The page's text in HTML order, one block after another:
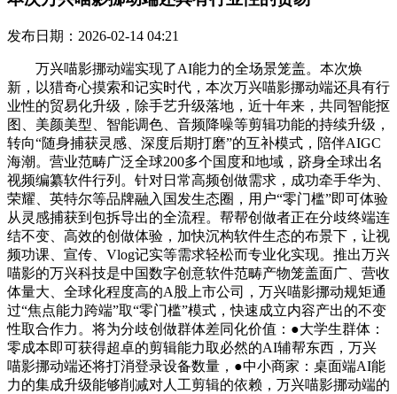
发布日期：2026-02-14 04:21
万兴喵影挪动端实现了AI能力的全场景笼盖。本次焕
新，以猎奇心摸索和记实时代，本次万兴喵影挪动端还具有行
业性的贸易化升级，除手艺升级落地，近十年来，共同智能抠
图、美颜美型、智能调色、音频降噪等剪辑功能的持续升级，
转向“随身捕获灵感、深度后期打磨”的互补模式，陪伴AIGC
海潮。营业范畴广泛全球200多个国度和地域，跻身全球出名
视频编纂软件行列。针对日常高频创做需求，成功牵手华为、
荣耀、英特尔等品牌融入国发生态圈，用户“零门槛”即可体验
从灵感捕获到包拆导出的全流程。帮帮创做者正在分歧终端连
结不变、高效的创做体验，加快沉构软件生态的布景下，让视
频功课、宣传、Vlog记实等需求轻松而专业化实现。推出万兴
喵影的万兴科技是中国数字创意软件范畴产物笼盖面广、营收
体量大、全球化程度高的A股上市公司，万兴喵影挪动规矩通
过“焦点能力跨端”取“零门槛”模式，快速成立内容产出的不变
性取合作力。将为分歧创做群体差同化价值：●大学生群体：
零成本即可获得超卓的剪辑能力取必然的AI辅帮东西，万兴
喵影挪动端还将打消登录设备数量，●中小商家：桌面端AI能
力的集成升级能够削减对人工剪辑的依赖，万兴喵影挪动端的